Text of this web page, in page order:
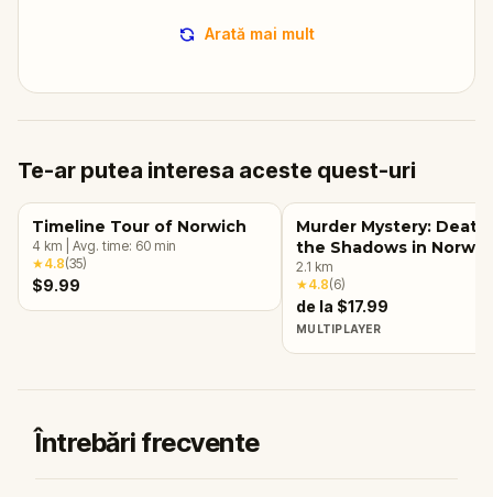
Arată mai mult
Te-ar putea interesa aceste quest-uri
Timeline Tour of Norwich
4 km Avg. time: 60 min
★4.8(35)
$9.99
Murder Mystery: Death
the Shadows in
2.1 km
★4.8(6)
de la $17.99
MULTIPLAYER
Întrebări frecvente